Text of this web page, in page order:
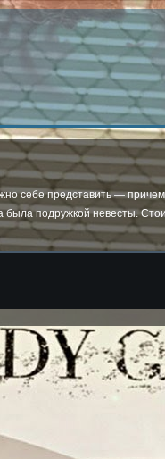
себе представить —
подружкой невесты.